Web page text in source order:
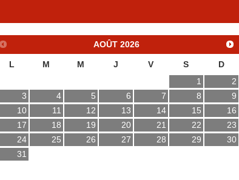
AOÛT 2026
L M M J V S
D
1
2
3
4 5 6 7 8
9
10
11 12 13 14 15
16
17
18 19 20 21 22
23
24
25 26 27 28 29
30
31